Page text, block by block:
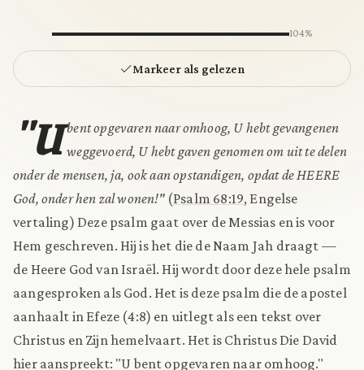
104%
Markeer als gelezen
"U bent opgevaren naar omhoog, U hebt gevangenen
weggevoerd, U hebt gaven genomen om uit te delen
onder de mensen, ja, ook aan opstandigen, opdat de HEERE
God, onder hen zal wonen!"(Psalm 68:19, Engelse
vertaling) Deze psalm gaat over de Messias en is voor
Hem geschreven. Hij is het die de Naam Jah draagt —
de Heere God van Israël. Hij wordt door deze hele psalm
aangesproken als God. Het is deze psalm die de apostel
aanhaalt in Efeze (4:8) en uitlegt als een tekst over
Christus en Zijn hemelvaart. Het is Christus Die David
hier aanspreekt: "U bent opgevaren naar omhoog."